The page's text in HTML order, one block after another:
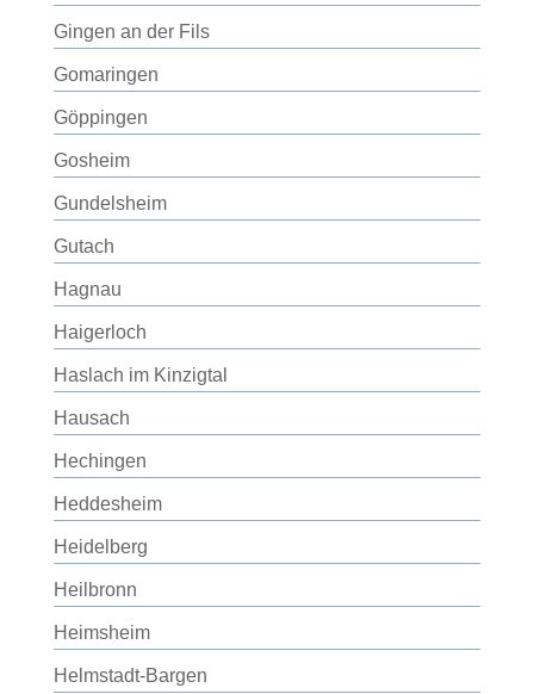
Gingen an der Fils
Gomaringen
Göppingen
Gosheim
Gundelsheim
Gutach
Hagnau
Haigerloch
Haslach im Kinzigtal
Hausach
Hechingen
Heddesheim
Heidelberg
Heilbronn
Heimsheim
Helmstadt-Bargen